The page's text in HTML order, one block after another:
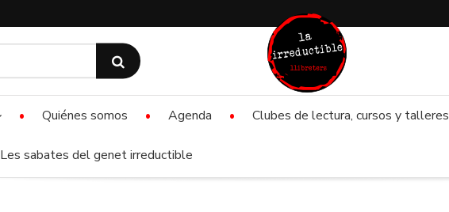
Quiénes somos Agenda Clubes de lectura, cursos y talleres
Les sabates del genet irreductible